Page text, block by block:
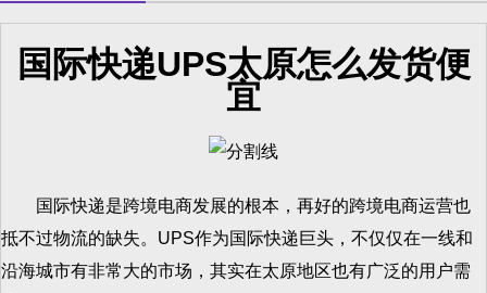
国际快递UPS太原怎么发货便
宜
国际快递是跨境电商发展的根本，再好的跨境电商运营也
抵不过物流的缺失。UPS作为国际快递巨头，不仅仅在一线和
沿海城市有非常大的市场，其实在太原地区也有广泛的用户需